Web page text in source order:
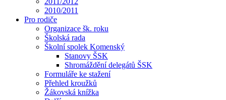
2010/2011
Pro rodiče
Organizace šk. roku
Školská rada
Školní spolek Komenský
Stanovy ŠSK
Shromáždění delegátů ŠSK
Formuláře ke stažení
Přehled kroužků
Žákovská knížka